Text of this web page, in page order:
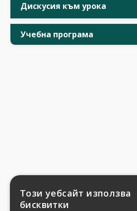
Дискусия към урока
Учебна програма
Този уебсайт използва
бисквитки